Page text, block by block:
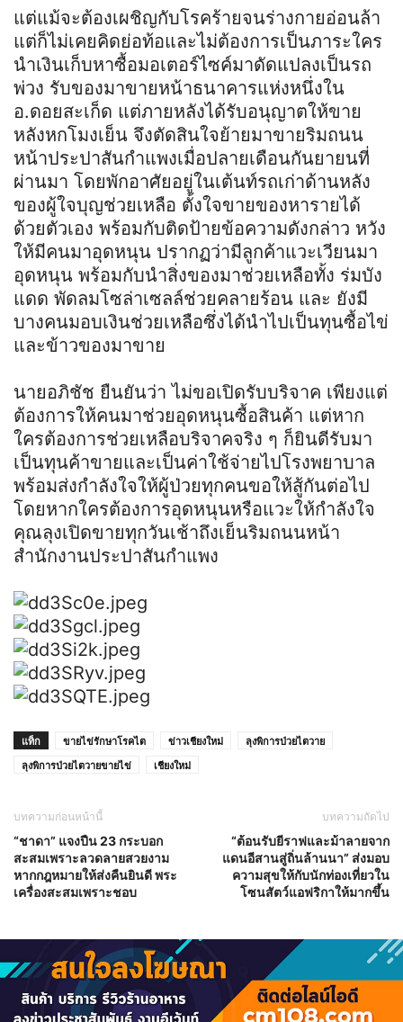
แต่แม้จะต้องเผชิญกับโรคร้ายจนร่างกายอ่อนล้า
แต่ก็ไม่เคยคิดย่อท้อและไม่ต้องการเป็นภาระใคร
นำเงินเก็บหาซื้อมอเตอร์ไซค์มาดัดแปลงเป็นรถ
พ่วง รับของมาขายหน้าธนาคารแห่งหนึ่งใน
อ.ดอยสะเก็ด แต่ภายหลังได้รับอนุญาตให้ขาย
หลังหกโมงเย็น จึงตัดสินใจย้ายมาขายริมถนน
หน้าประปาสันกำแพงเมื่อปลายเดือนกันยายนที่
ผ่านมา โดยพักอาศัยอยู่ในเต้นท์รถเก่าด้านหลัง
ของผู้ใจบุญช่วยเหลือ ตั้งใจขายของหารายได้
ด้วยตัวเอง พร้อมกับติดป้ายข้อความดังกล่าว หวัง
ให้มีคนมาอุดหนุน ปรากฏว่ามีลูกค้าแวะเวียนมา
อุดหนุน พร้อมกับนำสิ่งของมาช่วยเหลือทั้ง ร่มบัง
แดด พัดลมโซล่าเซลล์ช่วยคลายร้อน และ ยังมี
บางคนมอบเงินช่วยเหลือซึ่งได้นำไปเป็นทุนซื้อไข่
และข้าวของมาขาย
นายอภิชัช ยืนยันว่า ไม่ขอเปิดรับบริจาค เพียงแต่
ต้องการให้คนมาช่วยอุดหนุนซื้อสินค้า แต่หาก
ใครต้องการช่วยเหลือบริจาคจริง ๆ ก็ยินดีรับมา
เป็นทุนค้าขายและเป็นค่าใช้จ่ายไปโรงพยาบาล
พร้อมส่งกำลังใจให้ผู้ป่วยทุกคนขอให้สู้กันต่อไป
โดยหากใครต้องการอุดหนุนหรือแวะให้กำลังใจ
คุณลุงเปิดขายทุกวันเช้าถึงเย็นริมถนนหน้า
สำนักงานประปาสันกำแพง
แท็ก ขายไข่รักษาโรคไต ข่าวเชียงใหม่
ลุงพิการป่วยไตวาย
ลุงพิการป่วยไตวายขายไข่
เชียงใหม่
บทความก่อนหน้านี้
“ชาดา” แจงปืน 23 กระบอก
สะสมเพราะลวดลายสวยงาม
หากกฎหมายให้ส่งคืนยินดี พระ
เครื่องสะสมเพราะชอบ
บทความถัดไป
“ต้อนรับยีราฟและม้าลายจาก
แดนอีสานสู่ถิ่นล้านนา” ส่งมอบ
ความสุขให้กับนักท่องเที่ยวใน
โซนสัตว์แอฟริกาให้มากขึ้น